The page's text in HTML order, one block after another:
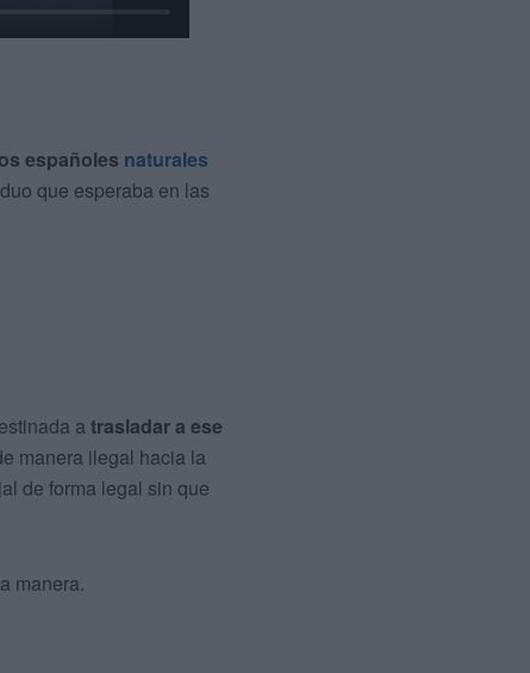
españoles naturales
que esperaba en las
a trasladar a ese
manera ilegal hacia la
de forma legal sin que
manera.